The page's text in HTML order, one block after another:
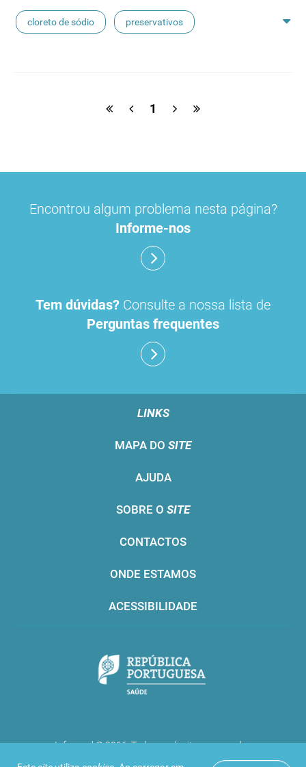
cloreto de sódio preservativos
concentrados de hemodiálise lavagem nasal
linhas de perfusão desinfetantes
1
Encontrou algum problema nesta página?
Informe-nos
Tem dúvidas? Consulte a nossa lista de
Perguntas frequentes
LINKS
MAPA DO SITE
AJUDA
SOBRE O SITE
CONTACTOS
ONDE ESTAMOS
ACESSIBILIDADE
Infarmed © 2016. Todos os direitos reservados